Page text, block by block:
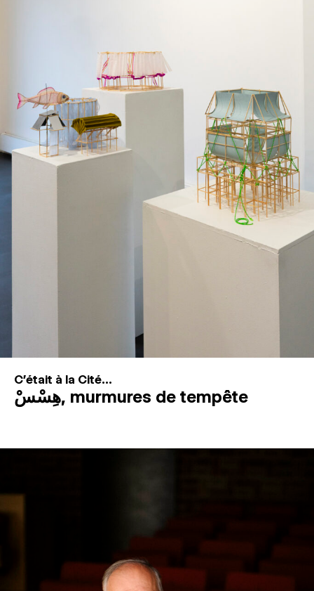
C'était à la Cité...
هِسْسْ, murmures de tempête